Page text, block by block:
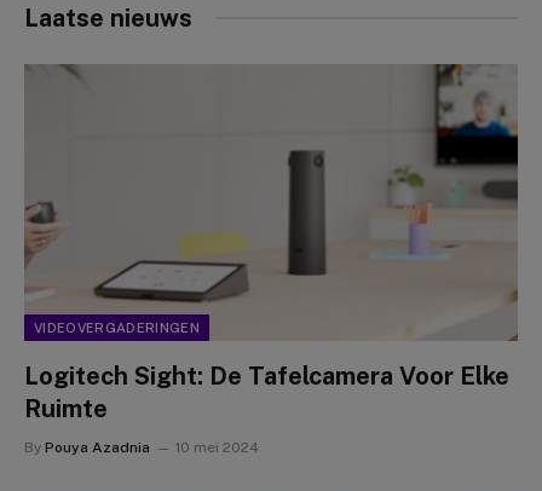
Laatse nieuws
VIDEOVERGADERINGEN
Logitech Sight: De Tafelcamera Voor Elke
Ruimte
By Pouya Azadnia 10 mei 2024